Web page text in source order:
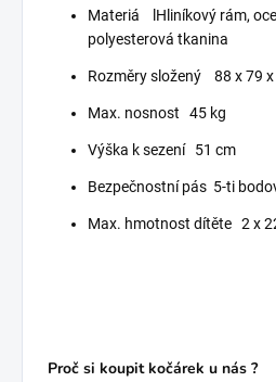
Materiá l Hliníkový rám,
polyesterová tkanina
Rozměry složený 88 x 79
Max. nosnost 45 kg
Výška k sezení 51 cm
Bezpečnostní pás 5-ti
Max. hmotnost dítěte 2 x
Proč si koupit kočárek u nás ?